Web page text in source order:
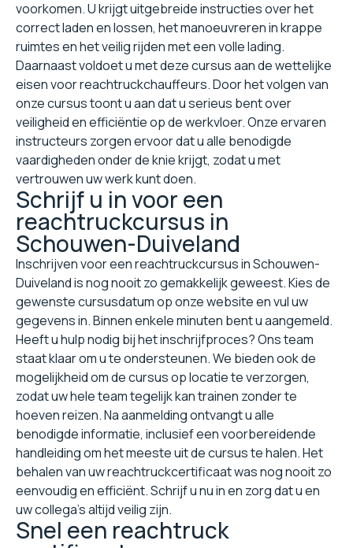
voorkomen. U krijgt uitgebreide instructies over het
correct laden en lossen, het manoeuvreren in krappe
ruimtes en het veilig rijden met een volle lading.
Daarnaast voldoet u met deze cursus aan de wettelijke
eisen voor reachtruckchauffeurs. Door het volgen van
onze cursus toont u aan dat u serieus bent over
veiligheid en efficiëntie op de werkvloer. Onze ervaren
instructeurs zorgen ervoor dat u alle benodigde
vaardigheden onder de knie krijgt, zodat u met
vertrouwen uw werk kunt doen.
Schrijf u in voor een
reachtruckcursus in
Schouwen-Duiveland
Inschrijven voor een reachtruckcursus in Schouwen-
Duiveland is nog nooit zo gemakkelijk geweest. Kies de
gewenste cursusdatum op onze website en vul uw
gegevens in. Binnen enkele minuten bent u aangemeld.
Heeft u hulp nodig bij het inschrijfproces? Ons team
staat klaar om u te ondersteunen. We bieden ook de
mogelijkheid om de cursus op locatie te verzorgen,
zodat uw hele team tegelijk kan trainen zonder te
hoeven reizen. Na aanmelding ontvangt u alle
benodigde informatie, inclusief een voorbereidende
handleiding om het meeste uit de cursus te halen. Het
behalen van uw reachtruckcertificaat was nog nooit zo
eenvoudig en efficiënt. Schrijf u nu in en zorg dat u en
uw collega's altijd veilig zijn.
Snel een reachtruck